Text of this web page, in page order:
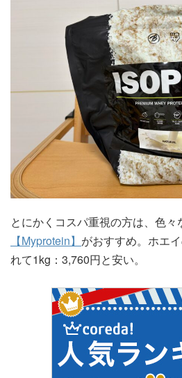
とにかくコスパ重視の方は、色々
【Myprotein】 がおすすめ。ホエ
れて1kg：3,760円と安い。